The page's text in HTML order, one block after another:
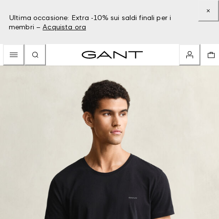
Ultima occasione: Extra -10% sui saldi finali per i
membri – Acquista ora